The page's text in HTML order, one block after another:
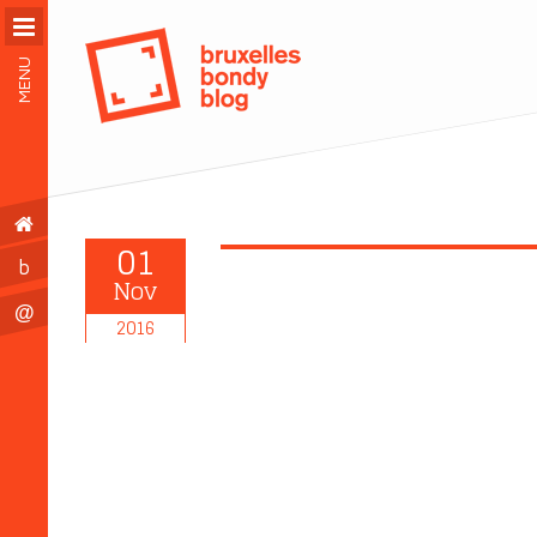
MENU
b
@
01
Nov
2016